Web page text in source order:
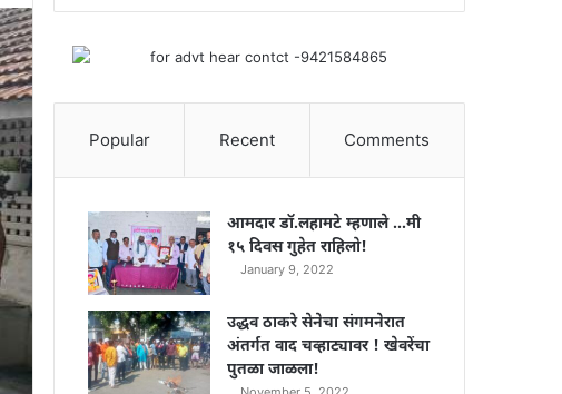
Popular Recent Comments
आमदार डॉ.लहामटे म्हणाले …मी
१५ दिवस गुहेत राहिलो!
January 9, 2022
उद्धव ठाकरे सेनेचा संगमनेरात
अंतर्गत वाद चव्हाट्यावर ! खेवरेंचा
पुतळा जाळला!